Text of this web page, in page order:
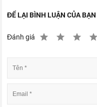
ĐỂ LẠI BÌNH LUẬN CỦA BẠN
Đánh giá